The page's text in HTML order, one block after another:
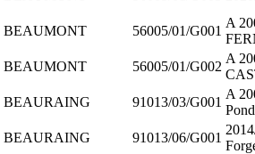
BEAUMONT 56005/01/G001
A
BEAUMONT 56005/01/G002
A
BEAURAING 91013/03/G001
A
BEAURAING 91013/06/G001